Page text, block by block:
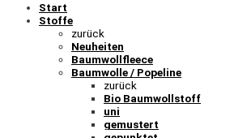
Start
Stoffe
zurück
Neuheiten
Baumwollfleece
Baumwolle / Popeline
zurück
Bio Baumwollstoff
uni
gemustert